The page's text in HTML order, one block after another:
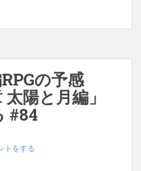
の予感
陽と月編」
#84
トをする